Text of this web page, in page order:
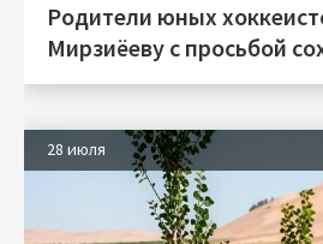
Родители юных
Мирзиёеву с просьбой
28 июля